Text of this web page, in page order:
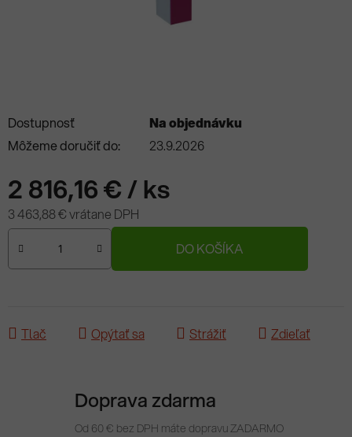
Dostupnosť
Na objednávku
Môžeme doručiť do:
23.9.2026
2 816,16 €/ ks
3 463,88 € vrátane DPH
DO KOŠÍKA
Tlač Opýtať sa Strážiť Zdieľať
Doprava zdarma
Od 60 € bez DPH máte dopravu ZADARMO